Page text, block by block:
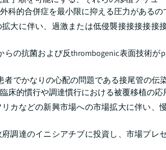
科的合併症を最小限に抑える圧力があるの
大に伴い、過激または低侵襲接接接接接
の抗菌および反thrombogenic表面技術
者でかなりの心配の問題である接尾管の
床的慣行や調達慣行における被覆移植の応
カなどの新興市場への市場拡大に伴い、
調達のイニシアチブに投資し、市場プレ